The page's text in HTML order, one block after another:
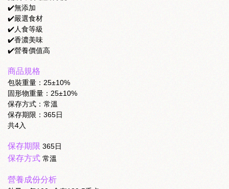
✔️無添加
✔️嚴選食材
✔️人食等級
✔️香濃美味
✔️營養價值高
商品規格
包裝重量：25±10%
固形物重量：25±10%
保存方式：常溫
保存期限：365日
共4入
保存期限 365日
保存方式 常溫
營養成份分析